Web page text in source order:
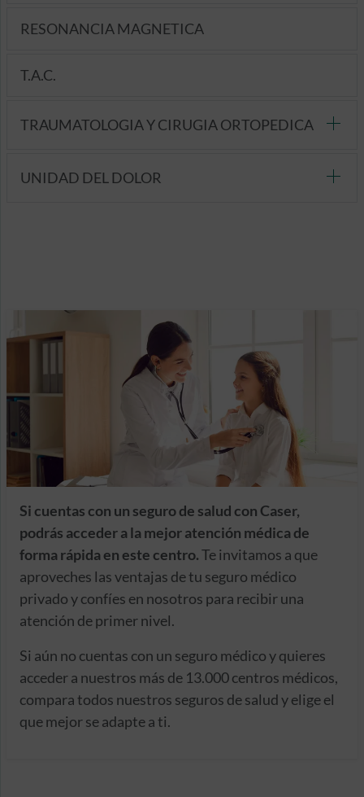
RESONANCIA MAGNETICA
T.A.C.
TRAUMATOLOGIA Y CIRUGIA ORTOPEDICA
UNIDAD DEL DOLOR
Si cuentas con un seguro de salud con Caser,
podrás acceder a la mejor atención médica de
forma rápida en este centro.Te invitamos a que
aproveches las ventajas de tu seguro médico
privado y confíes en nosotros para recibir una
atención de primer nivel.
Si aún no cuentas con un seguro médico y quieres
acceder a nuestros más de 13.000 centros médicos,
compara todos nuestros seguros de salud y elige el
que mejor se adapte a ti.